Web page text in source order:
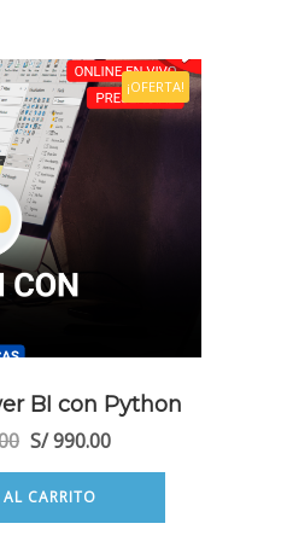
¡OFERTA!
BI con Python
El
precio
original
era:
S/990.00El
precio
es:
CARRITO